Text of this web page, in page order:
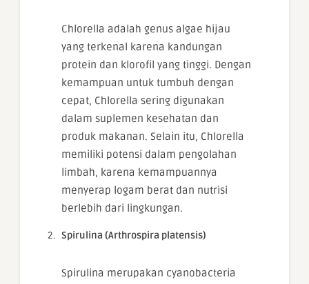
Chlorella adalah genus algae hijau
yang terkenal karena kandungan
protein dan klorofil yang tinggi. Dengan
kemampuan untuk tumbuh dengan
cepat, Chlorella sering digunakan
dalam suplemen kesehatan dan
produk makanan. Selain itu, Chlorella
memiliki potensi dalam pengolahan
limbah, karena kemampuannya
menyerap logam berat dan nutrisi
berlebih dari lingkungan.
Spirulina (Arthrospira platensis)
Spirulina merupakan cyanobacteria